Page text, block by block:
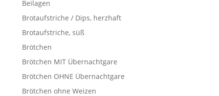
Beilagen
Brotaufstriche / Dips, herzhaft
Brotaufstriche, süß
Brötchen
Brötchen MIT Übernachtgare
Brötchen OHNE Übernachtgare
Brötchen ohne Weizen